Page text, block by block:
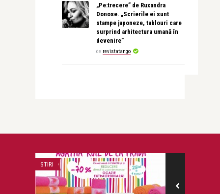
„Pe:trecere” de Ruxandra
Donose. „Scrierile ei sunt
stampe japoneze, tablouri care
surprind arhitectura umană în
devenire”
de revistatango
STIRI